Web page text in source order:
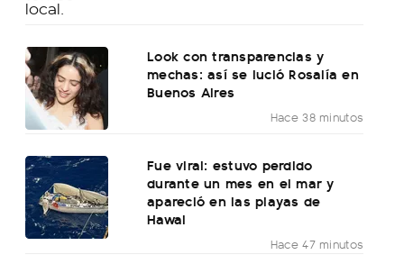
Look con transparencias y
mechas: así se lució Rosalía en
Buenos Aires
Hace 38 minutos
Fue viral: estuvo perdido
durante un mes en el mar y
apareció en las playas de
Hawai
Hace 47 minutos